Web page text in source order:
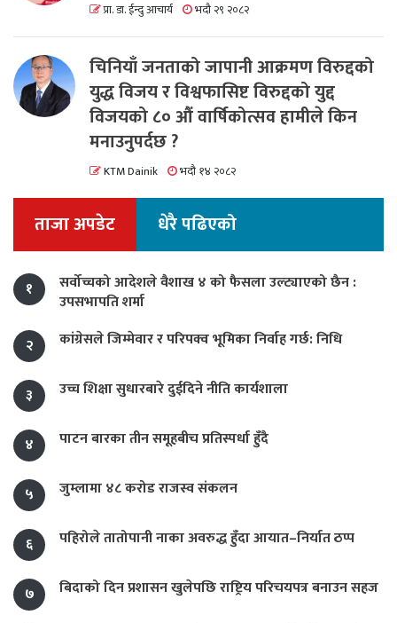
प्रा. डा. ईन्दु आचार्य भदौ २९ २०८२
चिनियाँ जनताको जापानी आक्रमण विरुद्दको
युद्ध विजय र विश्वफासिष्ट विरुद्दको युद्द
विजयको ८० औं वार्षिकोत्सव हामीले किन
मनाउनुपर्दछ ?
KTM Dainik भदौ १४ २०८२
ताजा अपडेट धेरै पढिएको
१
सर्वोच्चको आदेशले वैशाख ४ को फैसला उल्ट्याएको छैन :
उपसभापति शर्मा
२
कांग्रेसले जिम्मेवार र परिपक्व भूमिका निर्वाह गर्छ: निधि
३ उच्च शिक्षा सुधारबारे दुईदिने नीति कार्यशाला
४ पाटन बारका तीन समूहबीच प्रतिस्पर्धा हुँदै
५ जुम्लामा ४८ करोड राजस्व संकलन
६ पहिरोले तातोपानी नाका अवरुद्ध हुँदा आयात–निर्यात ठप्प
७ बिदाको दिन प्रशासन खुलेपछि राष्ट्रिय परिचयपत्र बनाउन सहज